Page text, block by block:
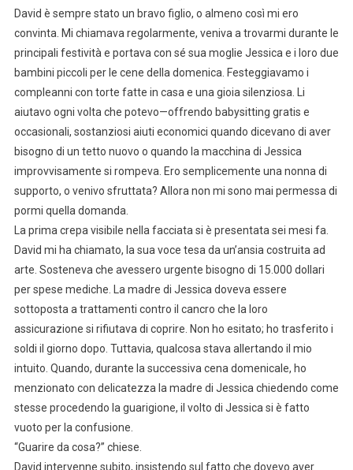
David è sempre stato un bravo figlio, o almeno così mi ero
convinta. Mi chiamava regolarmente, veniva a trovarmi durante le
principali festività e portava con sé sua moglie Jessica e i loro due
bambini piccoli per le cene della domenica. Festeggiavamo i
compleanni con torte fatte in casa e una gioia silenziosa. Li
aiutavo ogni volta che potevo—offrendo babysitting gratis e
occasionali, sostanziosi aiuti economici quando dicevano di aver
bisogno di un tetto nuovo o quando la macchina di Jessica
improvvisamente si rompeva. Ero semplicemente una nonna di
supporto, o venivo sfruttata? Allora non mi sono mai permessa di
pormi quella domanda.
La prima crepa visibile nella facciata si è presentata sei mesi fa.
David mi ha chiamato, la sua voce tesa da un’ansia costruita ad
arte. Sosteneva che avessero urgente bisogno di 15.000 dollari
per spese mediche. La madre di Jessica doveva essere
sottoposta a trattamenti contro il cancro che la loro
assicurazione si rifiutava di coprire. Non ho esitato; ho trasferito i
soldi il giorno dopo. Tuttavia, qualcosa stava allertando il mio
intuito. Quando, durante la successiva cena domenicale, ho
menzionato con delicatezza la madre di Jessica chiedendo come
stesse procedendo la guarigione, il volto di Jessica si è fatto
vuoto per la confusione.
“Guarire da cosa?” chiese.
David intervenne subito, insistendo sul fatto che dovevo aver